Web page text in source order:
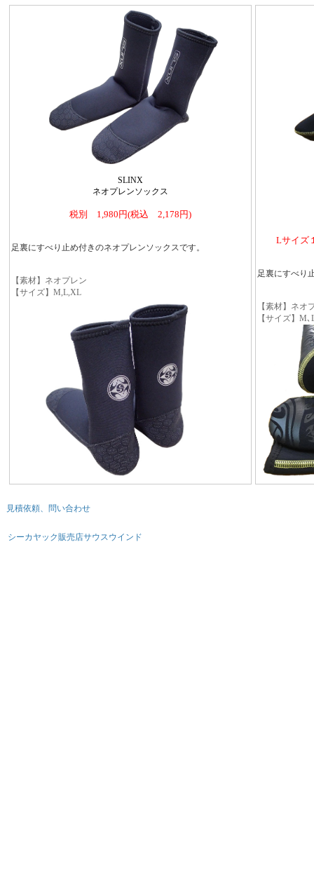
SLINX
ネオプレンソックス
税別 1,980円(税込 2,178円)
足裏にすべり止め付きのネオプレンソックスです。
【素材】ネオプレン
【サイズ】M,L,XL
Lサイズ
足裏にすべり
【素材】ネオ
【サイズ】M､
見積依頼、問い合わせ
シーカヤック販売店サウスウインド